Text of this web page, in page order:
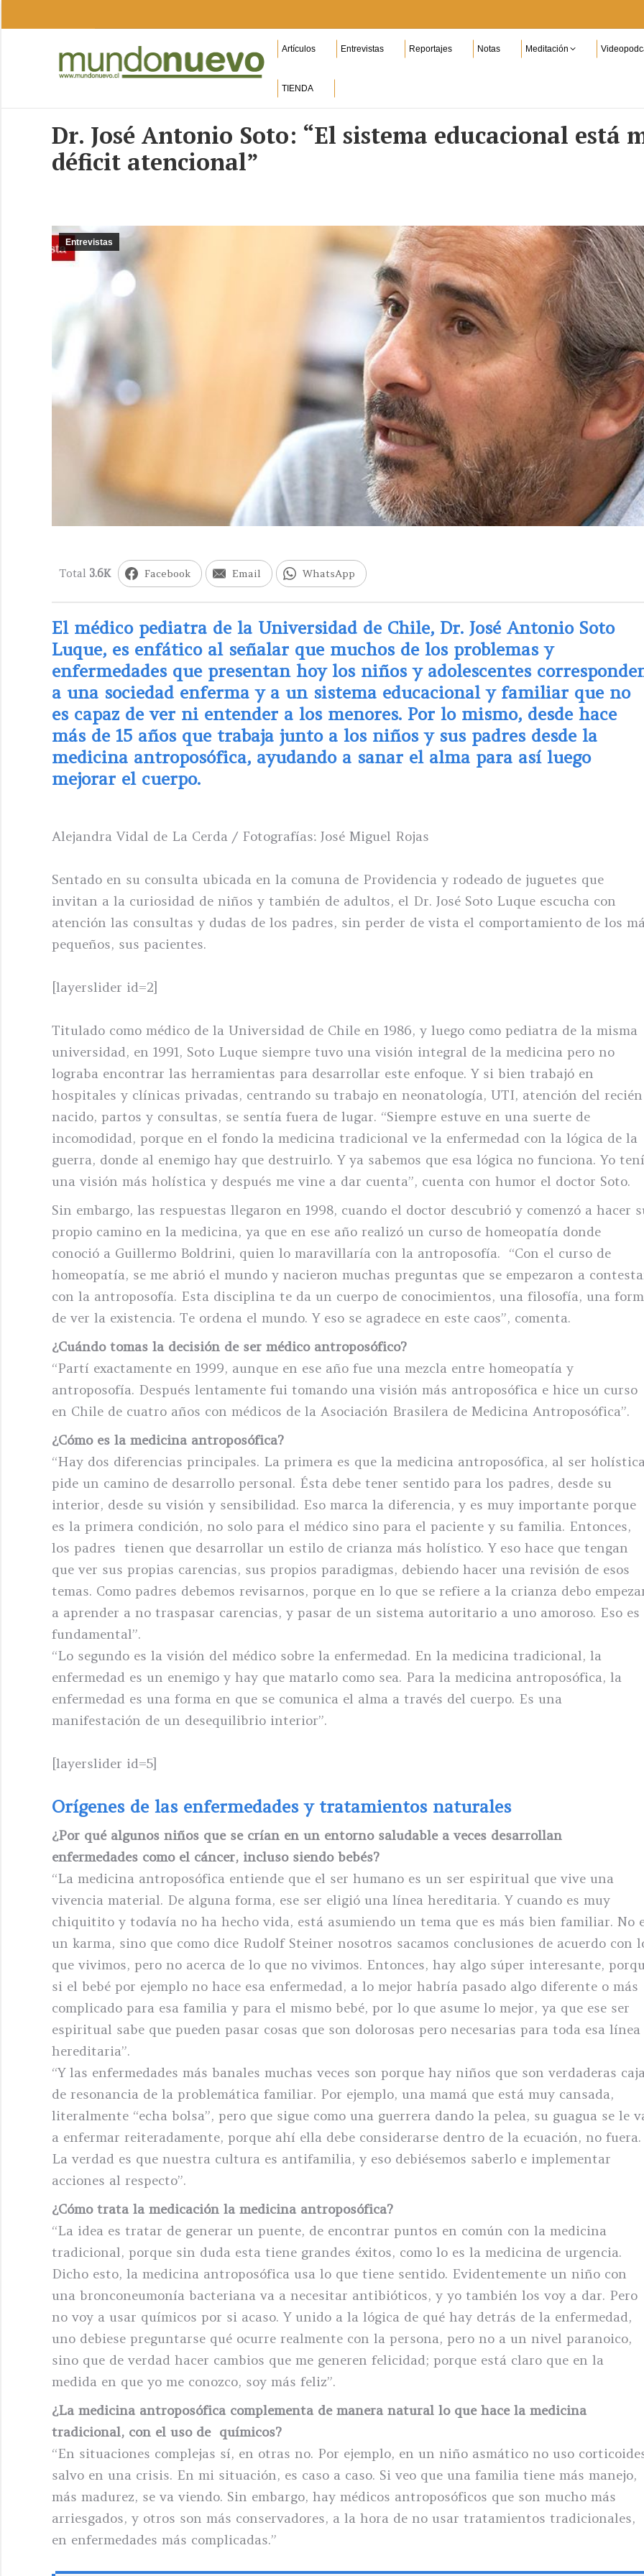
Artículos Entrevistas Reportajes Notas Meditación
TIENDA
Dr. José Antonio Soto: “El sistema educacional está
déficit atencional”
Entrevistas
Total 3.6K Facebook Email WhatsApp
El médico pediatra de la Universidad de Chile, Dr. José Antonio Soto
Luque, es enfático al señalar que muchos de los problemas y
enfermedades que presentan hoy los niños y adolescentes
a una sociedad enferma y a un sistema educacional y familiar que no
es capaz de ver ni entender a los menores. Por lo mismo, desde hace
más de 15 años que trabaja junto a los niños y sus padres desde la
medicina antroposófica, ayudando a sanar el alma para así luego
mejorar el cuerpo.
Alejandra Vidal de La Cerda / Fotografías: José Miguel Rojas
Sentado en su consulta ubicada en la comuna de Providencia y rodeado de juguetes que
invitan a la curiosidad de niños y también de adultos, el Dr. José Soto Luque escucha con
atención las consultas y dudas de los padres, sin perder de vista el comportamiento de los
pequeños, sus pacientes.
[layerslider id=2]
Titulado como médico de la Universidad de Chile en 1986, y luego como pediatra de la misma
universidad, en 1991, Soto Luque siempre tuvo una visión integral de la medicina pero no
lograba encontrar las herramientas para desarrollar este enfoque. Y si bien trabajó en
hospitales y clínicas privadas, centrando su trabajo en neonatología, UTI, atención del recién
nacido, partos y consultas, se sentía fuera de lugar. “Siempre estuve en una suerte de
incomodidad, porque en el fondo la medicina tradicional ve la enfermedad con la lógica de la
guerra, donde al enemigo hay que destruirlo. Y ya sabemos que esa lógica no funciona. Yo
una visión más holística y después me vine a dar cuenta”, cuenta con humor el doctor Soto.
Sin embargo, las respuestas llegaron en 1998, cuando el doctor descubrió y comenzó a hacer
propio camino en la medicina, ya que en ese año realizó un curso de homeopatía donde
conoció a Guillermo Boldrini, quien lo maravillaría con la antroposofía. “Con el curso de
homeopatía, se me abrió el mundo y nacieron muchas preguntas que se empezaron a
con la antroposofía. Esta disciplina te da un cuerpo de conocimientos, una filosofía, una
de ver la existencia. Te ordena el mundo. Y eso se agradece en este caos”, comenta.
¿Cuándo tomas la decisión de ser médico antroposófico?
“Partí exactamente en 1999, aunque en ese año fue una mezcla entre homeopatía y
antroposofía. Después lentamente fui tomando una visión más antroposófica e hice un curso
en Chile de cuatro años con médicos de la Asociación Brasilera de Medicina Antroposófica”.
¿Cómo es la medicina antroposófica?
“Hay dos diferencias principales. La primera es que la medicina antroposófica, al ser
pide un camino de desarrollo personal. Ésta debe tener sentido para los padres, desde su
interior, desde su visión y sensibilidad. Eso marca la diferencia, y es muy importante porque
es la primera condición, no solo para el médico sino para el paciente y su familia. Entonces,
los padres tienen que desarrollar un estilo de crianza más holístico. Y eso hace que tengan
que ver sus propias carencias, sus propios paradigmas, debiendo hacer una revisión de esos
temas. Como padres debemos revisarnos, porque en lo que se refiere a la crianza debo
a aprender a no traspasar carencias, y pasar de un sistema autoritario a uno amoroso. Eso es
fundamental”.
“Lo segundo es la visión del médico sobre la enfermedad. En la medicina tradicional, la
enfermedad es un enemigo y hay que matarlo como sea. Para la medicina antroposófica, la
enfermedad es una forma en que se comunica el alma a través del cuerpo. Es una
manifestación de un desequilibrio interior”.
[layerslider id=5]
Orígenes de las enfermedades y tratamientos naturales
¿Por qué algunos niños que se crían en un entorno saludable a veces desarrollan
enfermedades como el cáncer, incluso siendo bebés?
“La medicina antroposófica entiende que el ser humano es un ser espiritual que vive una
vivencia material. De alguna forma, ese ser eligió una línea hereditaria. Y cuando es muy
chiquitito y todavía no ha hecho vida, está asumiendo un tema que es más bien familiar. No
un karma, sino que como dice Rudolf Steiner nosotros sacamos conclusiones de acuerdo con
que vivimos, pero no acerca de lo que no vivimos. Entonces, hay algo súper interesante,
si el bebé por ejemplo no hace esa enfermedad, a lo mejor habría pasado algo diferente o más
complicado para esa familia y para el mismo bebé, por lo que asume lo mejor, ya que ese ser
espiritual sabe que pueden pasar cosas que son dolorosas pero necesarias para toda esa línea
hereditaria”.
“Y las enfermedades más banales muchas veces son porque hay niños que son verdaderas
de resonancia de la problemática familiar. Por ejemplo, una mamá que está muy cansada,
literalmente “echa bolsa”, pero que sigue como una guerrera dando la pelea, su guagua se le
a enfermar reiteradamente, porque ahí ella debe considerarse dentro de la ecuación, no fuera.
La verdad es que nuestra cultura es antifamilia, y eso debiésemos saberlo e implementar
acciones al respecto”.
¿Cómo trata la medicación la medicina antroposófica?
“La idea es tratar de generar un puente, de encontrar puntos en común con la medicina
tradicional, porque sin duda esta tiene grandes éxitos, como lo es la medicina de urgencia.
Dicho esto, la medicina antroposófica usa lo que tiene sentido. Evidentemente un niño con
una bronconeumonía bacteriana va a necesitar antibióticos, y yo también los voy a dar. Pero
no voy a usar químicos por si acaso. Y unido a la lógica de qué hay detrás de la enfermedad,
uno debiese preguntarse qué ocurre realmente con la persona, pero no a un nivel paranoico,
sino que de verdad hacer cambios que me generen felicidad; porque está claro que en la
medida en que yo me conozco, soy más feliz”.
¿La medicina antroposófica complementa de manera natural lo que hace la medicina
tradicional, con el uso de químicos?
“En situaciones complejas sí, en otras no. Por ejemplo, en un niño asmático no uso
salvo en una crisis. En mi situación, es caso a caso. Si veo que una familia tiene más manejo,
más madurez, se va viendo. Sin embargo, hay médicos antroposóficos que son mucho más
arriesgados, y otros son más conservadores, a la hora de no usar tratamientos tradicionales,
en enfermedades más complicadas.”